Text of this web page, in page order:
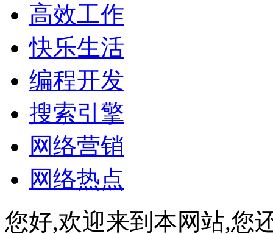
高效工作
快乐生活
编程开发
搜索引擎
网络营销
网络热点
您好,欢迎来到本网站,您